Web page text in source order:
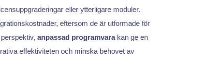
eller ytterligare moduler.
eftersom de är utformade för
anpassad programvarakan ge en
effektiviteten och minska behovet av